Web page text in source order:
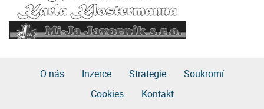
O nás Inzerce Strategie
Soukromí
Cookies
Kontakt